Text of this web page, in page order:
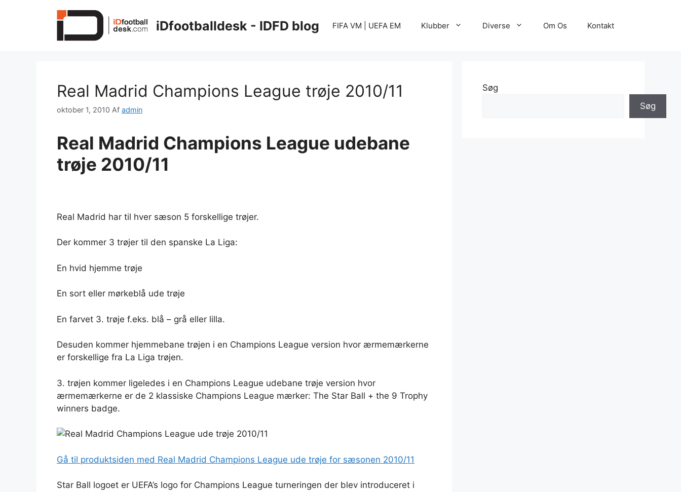
iDfootballdesk - IDFD blog FIFA VM | UEFA EM Klubber Diverse Om Os Kontakt
Real Madrid Champions League trøje 2010/11
oktober 1, 2010 Af admin
Real Madrid Champions League udebane
trøje 2010/11
Real Madrid har til hver sæson 5 forskellige trøjer.
Der kommer 3 trøjer til den spanske La Liga:
En hvid hjemme trøje
En sort eller mørkeblå ude trøje
En farvet 3. trøje f.eks. blå – grå eller lilla.
Desuden kommer hjemmebane trøjen i en Champions League version hvor ærmemærkerne
er forskellige fra La Liga trøjen.
3. trøjen kommer ligeledes i en Champions League udebane trøje version hvor
ærmemærkerne er de 2 klassiske Champions League mærker: The Star Ball + the 9 Trophy
winners badge.
Gå til produktsiden med Real Madrid Champions League ude trøje for sæsonen 2010/11
Star Ball logoet er UEFA’s logo for Champions League turneringen der blev introduceret i
Søg
Søg